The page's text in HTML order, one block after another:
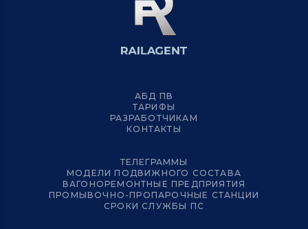
АБД ПВ
ТАРИФЫ
РАЗРАБОТЧИКАМ
КОНТАКТЫ
ТЕЛЕГРАММЫ
МОДЕЛИ ПОДВИЖНОГО СОСТАВА
ВАГОНОРЕМОНТНЫЕ ПРЕДПРИЯТИЯ
ПРОМЫВОЧНО-ПРОПАРОЧНЫЕ СТАНЦИИ
СРОКИ СЛУЖБЫ ПС